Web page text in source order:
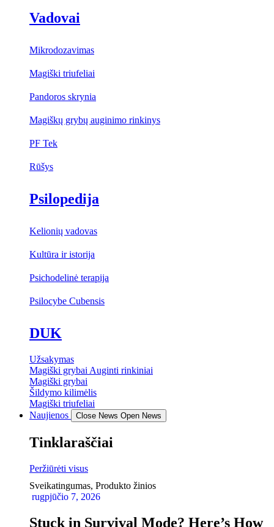
Vadovai
Mikrodozavimas
Magiški triufeliai
Pandoros skrynia
Magiškų grybų auginimo rinkinys
PF Tek
Rūšys
Psilopedija
Kelionių vadovas
Kultūra ir istorija
Psichodelinė terapija
Psilocybe Cubensis
DUK
Užsakymas
Magiški grybai Auginti rinkiniai
Magiški grybai
Šildymo kilimėlis
Magiški triufeliai
Naujienos
Close News Open News
Tinklaraščiai
Peržiūrėti visus
Sveikatingumas, Produkto žinios
rugpjūčio 7, 2026
Stuck in Survival Mode? Here’s How